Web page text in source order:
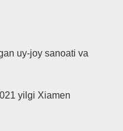
uy-joy sanoati va
yilgi Xiamen